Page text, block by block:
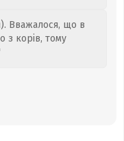
Вважалося, що в
з корів, тому